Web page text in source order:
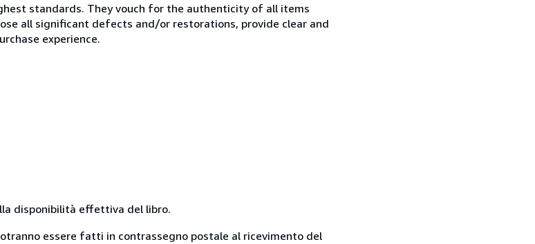
standards. They vouch for the authenticity of all items
all significant defects and/or restorations, provide clear and
experience.
disponibilità effettiva del libro.
essere fatti in contrassegno postale al ricevimento del